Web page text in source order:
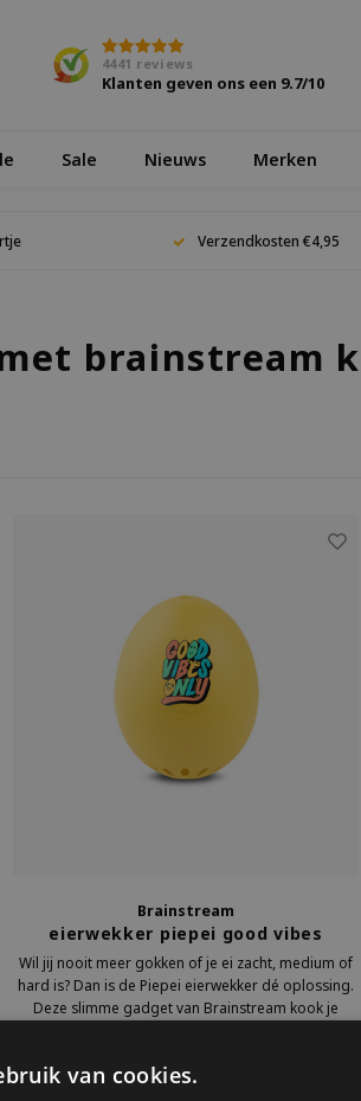
4441 reviews
Klanten geven ons een 9.7/10
Sale Nieuws Merken
Verzendkosten €4,95
brainstream
Brainstream
eierwekker piepei good vibes
Wil jij nooit meer gokken of je ei zacht, medium of
hard is? Dan is de Piepei eierwekker dé oplossing.
Deze slimme gadget van Brainstream kook je
melodietje.
5 OP VOORRAAD
van cookies.